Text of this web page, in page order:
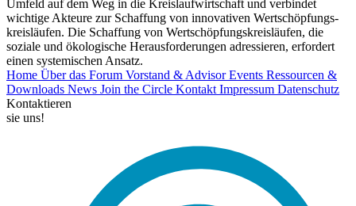
Umfeld auf dem Weg in die Kreislaufwirtschaft und verbindet
wichtige Akteure zur Schaffung von innovativen Wertschöpfungs-
kreisläufen. Die Schaffung von Wertschöpfungskreisläufen, die
soziale und ökologische Herausforderungen adressieren, erfordert
einen systemischen Ansatz.
Home Über das Forum Vorstand & AdvisorEvents Ressourcen &
Downloads News Join the Circle Kontakt Impressum Datenschutz
Kontaktieren
sie uns!